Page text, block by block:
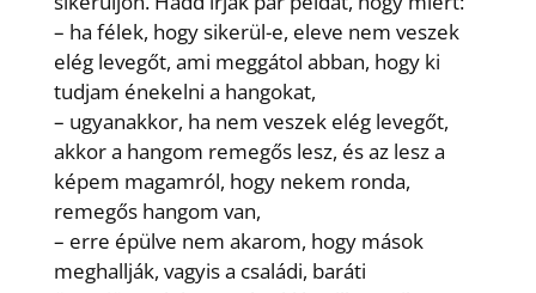
– ha félek, hogy sikerül-e, eleve nem veszek
elég levegőt, ami meggátol abban, hogy ki
tudjam énekelni a hangokat,
– ugyanakkor, ha nem veszek elég levegőt,
akkor a hangom remegős lesz, és az lesz a
képem magamról, hogy nekem ronda,
remegős hangom van,
– erre épülve nem akarom, hogy mások
meghallják, vagyis a családi, baráti